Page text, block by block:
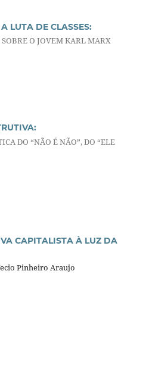
LUTA DE CLASSES:
O JOVEM KARL MARX
DO “NÃO É NÃO”, DO “ELE
CAPITALISTA À LUZ DA
Pinheiro Araujo